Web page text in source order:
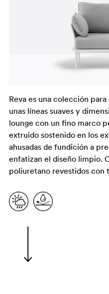
Reva es una colección
unas líneas suaves y
lounge con un fino marco
extruido sostenido en los
ahusadas de fundición a
enfatizan el diseño limpio.
poliuretano revestidos con